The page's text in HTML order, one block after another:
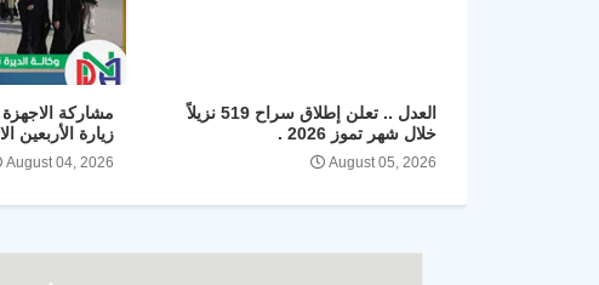
العدل .. تعلن إطلاق سراح 519 نزيلاً
خلال شهر تموز 2026 .
August 05, 2026
مشاركة الاجهزة
زيارة الأربعين
August 04, 2026